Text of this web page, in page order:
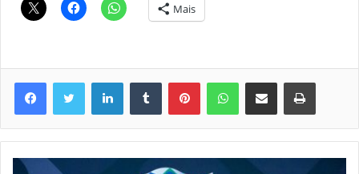
Mais
LinkedinTumblr PinterestWhatsAppCompartilhar via e-mail Imprimir